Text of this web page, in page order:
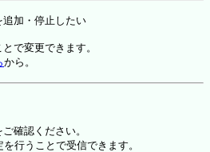
追加・停止したい
で変更できます。
から。
確認ください。
行うことで受信できます。